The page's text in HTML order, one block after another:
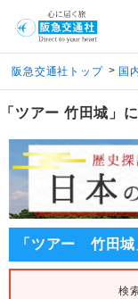
阪急交通社トップ > 国
「ツアー 竹田城」
「ツアー 竹田城
検